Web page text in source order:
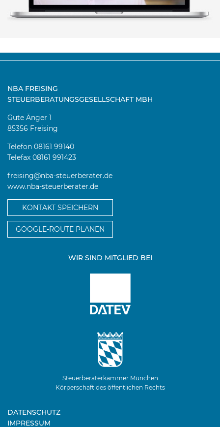
NBA FREISING
STEUERBERATUNGSGESELLSCHAFT MBH
Gute Änger 1
85356 Freising
Telefon 08161 99140
Telefax 08161 991423
freising@nba-steuerberater.de
www.nba-steuerberater.de
KONTAKT SPEICHERN
GOOGLE-ROUTE PLANEN
WIR SIND MITGLIED BEI
Steuerberaterkammer München
Körperschaft des öffentlichen Rechts
DATENSCHUTZ
IMPRESSUM